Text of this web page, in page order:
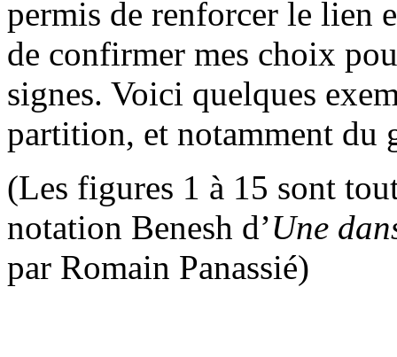
permis de renforcer le lien
de confirmer mes choix
signes. Voici quelques
partition, et notamment du
(Les figures 1 à 15 sont
notation Benesh d’Une
par Romain Panassié)